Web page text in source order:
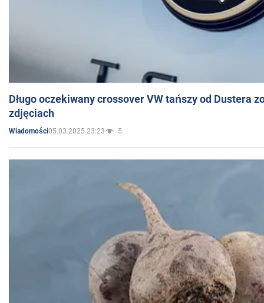
Długo oczekiwany crossover VW tańszy od Dustera
zdjęciach
Wiadomości05.03.2025 23:23 5